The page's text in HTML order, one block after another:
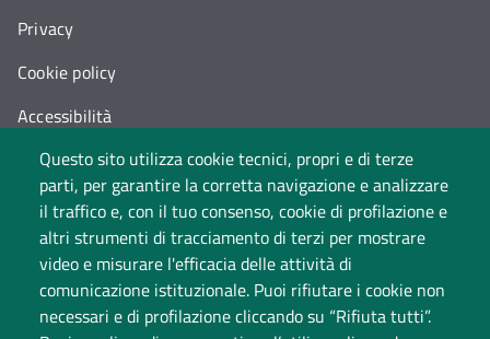
Questo sito utilizza cookie tecnici, propri e di terze
parti, per garantire la corretta navigazione e analizzare
il traffico e, con il tuo consenso, cookie di profilazione e
altri strumenti di tracciamento di terzi per mostrare
video e misurare l'efficacia delle attività di
comunicazione istituzionale. Puoi rifiutare i cookie non
necessari e di profilazione cliccando su “Rifiuta tutti”.
Privacy
Cookie policy
Accessibilità
Cambia idea sui cookie
Dati di monitoraggio